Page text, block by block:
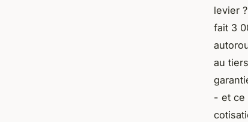
levier ?
fait 3
au
- et ce